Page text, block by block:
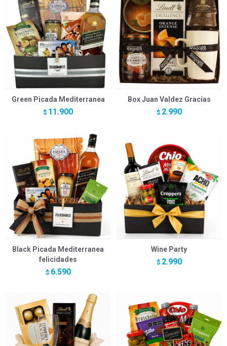
Green Picada Mediterranea
$ 11.900
Box Juan Valdez Gracias
$ 2.990
Black Picada Mediterranea
felicidades
$ 6.590
Wine Party
$ 2.990